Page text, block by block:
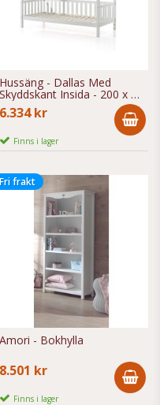
Hussäng - Dallas Med
Skyddskant Insida - 200 x 90
Cm - Vit
6.334 kr
Finns i lager
Fri frakt
Amori - Bokhylla
8.501 kr
Finns i lager